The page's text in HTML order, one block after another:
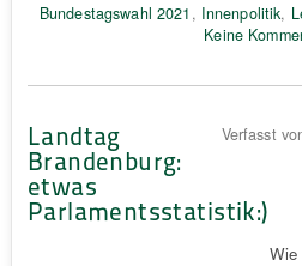
Bundestagswahl 2021 , Innenpolitik,
Keine
Landtag
Brandenburg:
etwas
Parlamentsstatistik:)
Verfasst
Wie